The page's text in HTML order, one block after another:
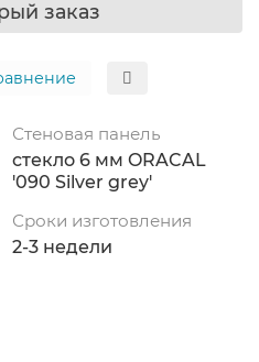
заказ
Стеновая панель
стекло 6 мм ORACAL
'090 Silver grey'
Сроки изготовления
2-3 недели